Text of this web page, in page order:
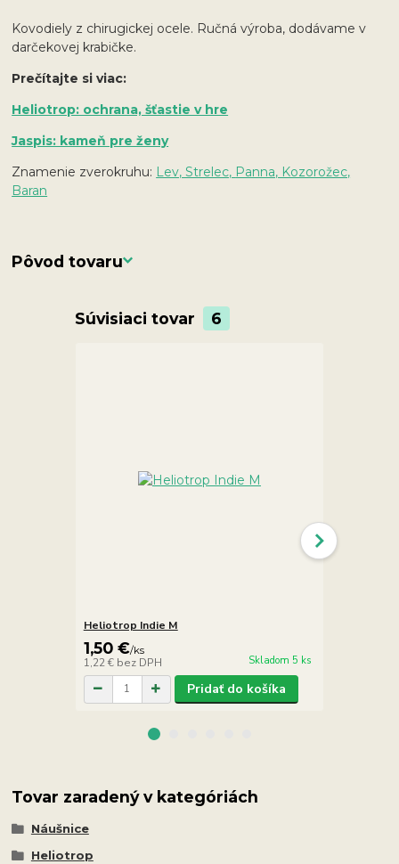
Kovodiely z chirugickej ocele. Ručná výroba, dodávame v
darčekovej krabičke.
Prečítajte si viac:
Heliotrop: ochrana, šťastie v hre
Jaspis: kameň pre ženy
Znamenie zverokruhu: Lev, Strelec, Panna, Kozorožec,
Baran
Pôvod tovaru
Súvisiaci tovar 6
Heliotrop Indie M
1,50 €/ks
1,22 € bez DPH Skladom 5 ks
Pridať do košíka
Tovar zaradený v kategóriách
Náušnice
Heliotrop